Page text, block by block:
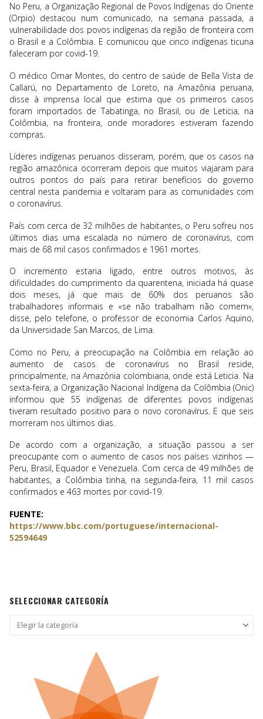
No Peru, a Organização Regional de Povos Indígenas do Oriente
(Orpio) destacou num comunicado, na semana passada, a
vulnerabilidade dos povos indígenas da região de fronteira com
o Brasil e a Colômbia. E comunicou que cinco indígenas ticuna
faleceram por covid-19.
O médico Omar Montes, do centro de saúde de Bella Vista de
Callarú, no Departamento de Loreto, na Amazônia peruana,
disse à imprensa local que estima que os primeiros casos
foram importados de Tabatinga, no Brasil, ou de Leticia, na
Colômbia, na fronteira, onde moradores estiveram fazendo
compras.
Líderes indígenas peruanos disseram, porém, que os casos na
região amazônica ocorreram depois que muitos viajaram para
outros pontos do país para retirar benefícios do governo
central nesta pandemia e voltaram para as comunidades com
o coronavírus.
País com cerca de 32 milhões de habitantes, o Peru sofreu nos
últimos dias uma escalada no número de coronavírus, com
mais de 68 mil casos confirmados e 1961 mortes.
O incremento estaria ligado, entre outros motivos, às
dificuldades do cumprimento da quarentena, iniciada há quase
dois meses, já que mais de 60% dos peruanos são
trabalhadores informais e «se não trabalham não comem»,
disse, pelo telefone, o professor de economia Carlos Aquino,
da Universidade San Marcos, de Lima.
Como no Peru, a preocupação na Colômbia em relação ao
aumento de casos de coronavírus no Brasil reside,
principalmente, na Amazônia colombiana, onde está Leticia. Na
sexta-feira, a Organização Nacional Indígena da Colômbia (Onic)
informou que 55 indígenas de diferentes povos indígenas
tiveram resultado positivo para o novo coronavírus. E que seis
morreram nos últimos dias.
De acordo com a organização, a situação passou a ser
preocupante com o aumento de casos nos países vizinhos —
Peru, Brasil, Equador e Venezuela. Com cerca de 49 milhões de
habitantes, a Colômbia tinha, na segunda-feira, 11 mil casos
confirmados e 463 mortes por covid-19.
FUENTE:
https://www.bbc.com/portuguese/internacional-
52594649
SELECCIONAR CATEGORÍA
Seleccionar
categoría